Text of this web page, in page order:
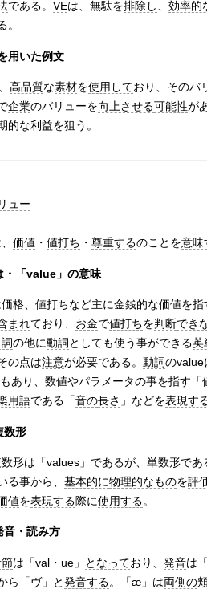
である。 VEは、無駄を排除し、 効率的
。
用いた例文
高品質な素材を使用しており、そのバ
企業のバリューを向上させる可能性が
的な利益を狙う。
ュー
価値 ・ 値打ち ・ 尊重するのことを意味
・「value」の意味
価格、 値打ちなど主に金銭的な価値を指
まれており、 お金で値打ちを判断でき
の他に動詞としても使う事ができる英
の点は注意が必要である。 動詞のvalue
あり、 数値やパラメータの事を指す「
用語である「音の長さ 」などを表現す
数形
形は「values」であるが、 単数形であ
る事から、 基本的に物理的なものを評
値を表現する際に使用する。
音・読み方
は「val・ue」 となっており、 発音は
ら「ヴ」と発音する。「æ」は両側の